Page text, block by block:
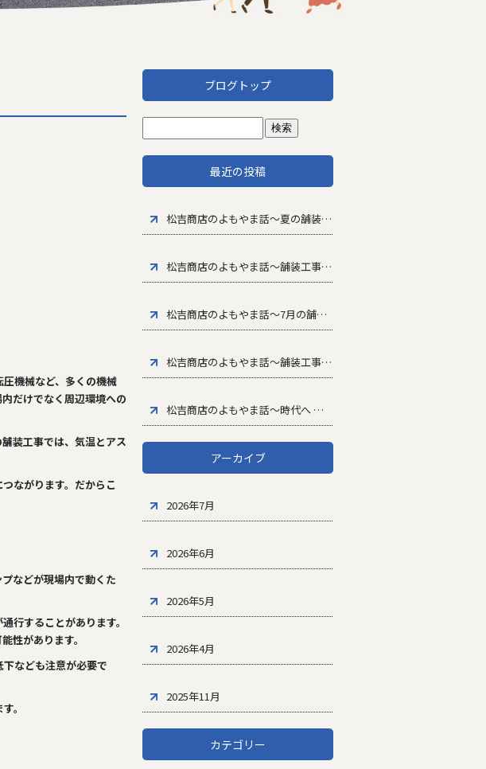
機械など、多くの機械
だけでなく周辺環境への
装工事では、気温とアス
ながります。だからこ
などが現場内で動くた
行することがあります。
性があります。
なども注意が必要で
。
ブログトップ
最近の投稿
松吉商店のよもやま話～夏の舗装工事で大切な暑さ対策と品質管理
松吉商店のよもやま話～舗装工事に求められる専門性とは
松吉商店のよもやま話～7月の舗装工事で気をつけたいポイント
松吉商店のよもやま話～舗装工事における安全管理の大切さ
松吉商店のよもやま話～時代へ
アーカイブ
2026年7月
2026年6月
2026年5月
2026年4月
2025年11月
カテゴリー